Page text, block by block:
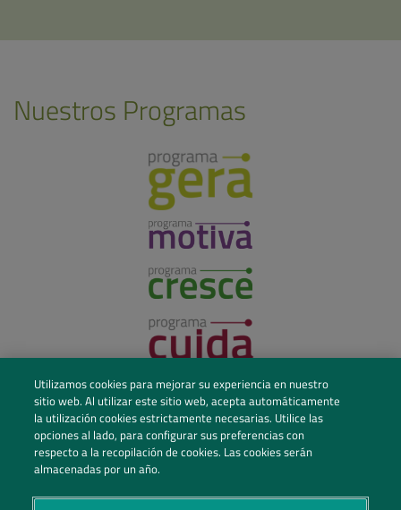
Nuestros Programas
Utilizamos cookies para mejorar su experiencia en nuestro
sitio web. Al utilizar este sitio web, acepta automáticamente
la utilización cookies estrictamente necesarias. Utilice las
opciones al lado, para configurar sus preferencias con
respecto a la recopilación de cookies. Las cookies serán
almacenadas por un año.